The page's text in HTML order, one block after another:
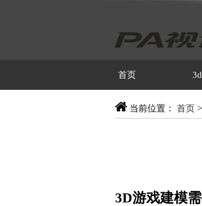
首页
当前位置： 首页 >
3D游戏建模